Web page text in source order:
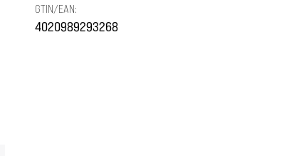
GTIN/EAN:
4020989293268